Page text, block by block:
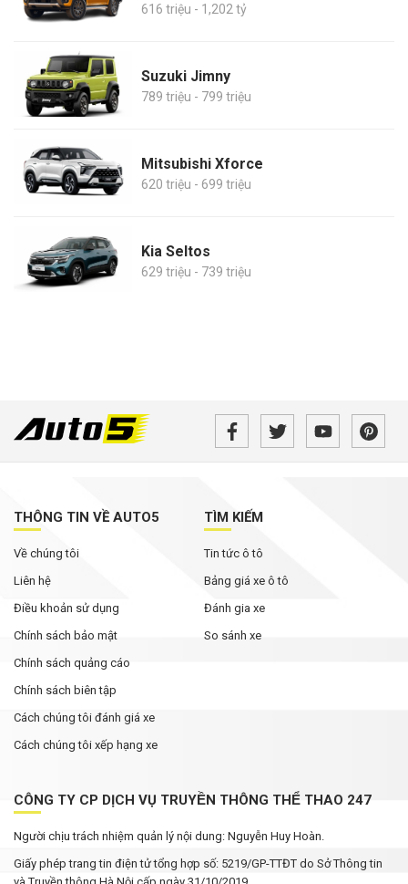
616 triệu - 1,202 tỷ
Suzuki Jimny
789 triệu - 799 triệu
Mitsubishi Xforce
620 triệu - 699 triệu
Kia Seltos
629 triệu - 739 triệu
THÔNG TIN VỀ AUTO5
Về chúng tôi
Liên hệ
Điều khoản sử dụng
Chính sách bảo mật
Chính sách quảng cáo
Chính sách biên tập
Cách chúng tôi đánh giá xe
Cách chúng tôi xếp hạng xe
TÌM KIẾM
Tin tức ô tô
Bảng giá xe ô tô
Đánh gia xe
So sánh xe
CÔNG TY CP DỊCH VỤ TRUYỀN THÔNG THỂ THAO 247
Người chịu trách nhiệm quản lý nội dung: Nguyễn Huy Hoàn.
Giấy phép trang tin điện tử tổng hợp số: 5219/GP-TTĐT do Sở Thông tin